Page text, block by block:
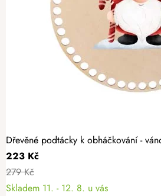
Dřevěné podtácky k obháčkování -
223 Kč
279 Kč
Skladem 11. - 12. 8. u vás